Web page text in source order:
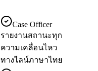
Case Officer
รายงานสถานะทุก
ความเคลื่อนไหว
ทางไลน์ภาษาไทย